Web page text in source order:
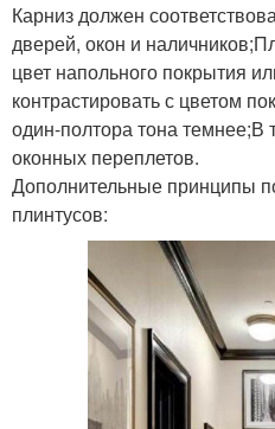
Карниз должен
дверей, окон и
цвет напольного покрытия
контрастировать с цветом
один-полтора тона темнее;В
оконных переплетов.
Дополнительные принципы
плинтусов: